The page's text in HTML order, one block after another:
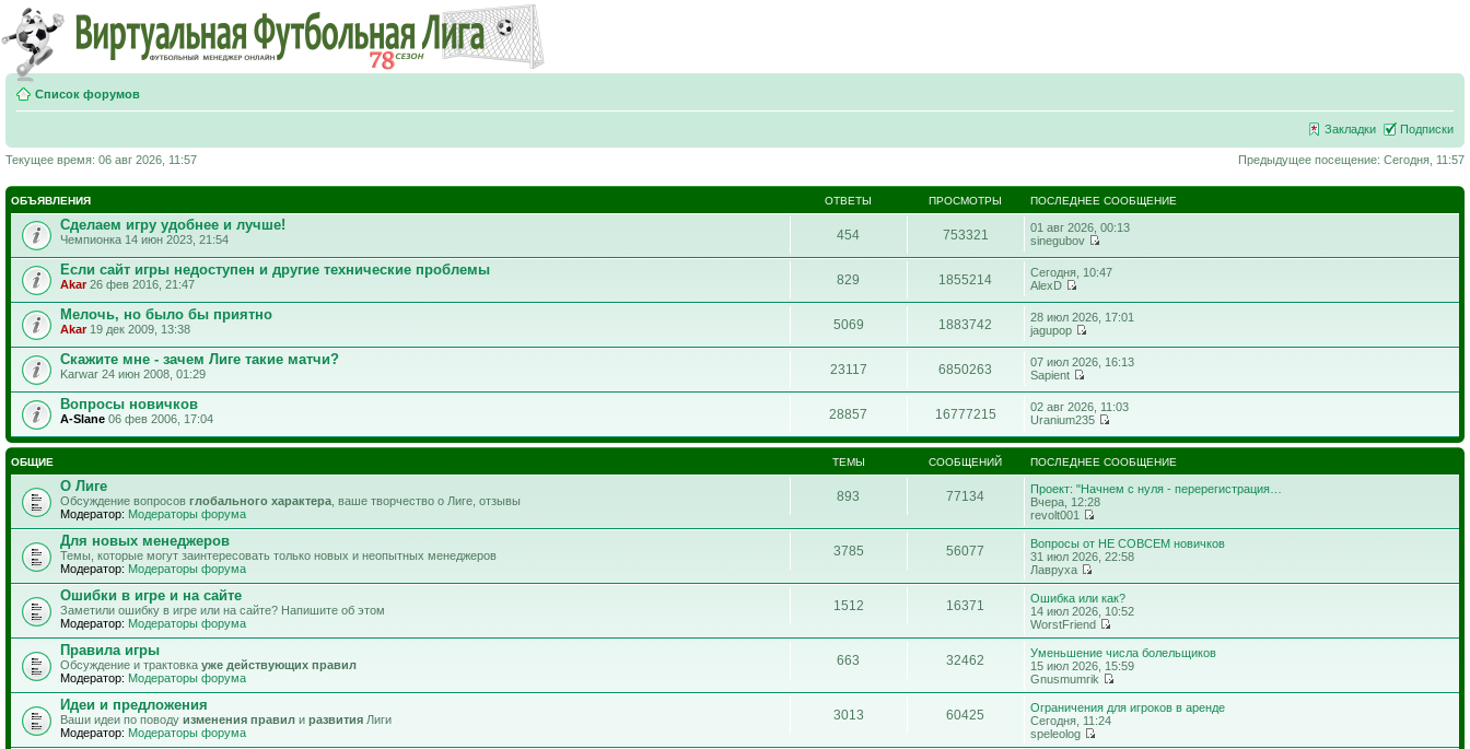
Список форумов
Закладки Подписки
Предыдущее посещение: Сегодня, 11:57
Текущее время: 06 авг 2026, 11:57
ОБЪЯВЛЕНИЯ ОТВЕТЫ ПРОСМОТРЫ ПОСЛЕДНЕЕ СООБЩЕНИЕ
Сделаем игру удобнее и лучше!
Чемпионка 14 июн 2023, 21:54 454 753321
01 авг 2026, 00:13
sinegubov
Если сайт игры недоступен и другие технические проблемы
Akar26 фев 2016, 21:47 829 1855214
Сегодня, 10:47
AlexD
Мелочь, но было бы приятно
Akar19 дек 2009, 13:38 5069 1883742
28 июл 2026, 17:01
jagupop
Скажите мне - зачем Лиге такие матчи?
Karwar 24 июн 2008, 01:29 23117 6850263
07 июл 2026, 16:13
Sapient
Вопросы новичков
A-Slane 06 фев 2006, 17:04 28857 16777215
02 авг 2026, 11:03
Uranium235
ОБЩИЕ ТЕМЫ СООБЩЕНИЙ ПОСЛЕДНЕЕ СООБЩЕНИЕ
О Лиге
Обсуждение вопросов глобального характера , ваше творчество о Лиге, отзывы
Модератор: Модераторы форума
893 77134
Проект: "Начнем с нуля - перерегистрация…
Вчера, 12:28
revolt001
Для новых менеджеров
Темы, которые могут заинтересовать только новых и неопытных менеджеров
Модератор: Модераторы форума
3785 56077
Вопросы от НЕ СОВСЕМ новичков
31 июл 2026, 22:58
Лавруха
Ошибки в игре и на сайте
Заметили ошибку в игре или на сайте? Напишите об этом
Модератор: Модераторы форума
1512 16371
Ошибка или как?
14 июл 2026, 10:52
WorstFriend
Правила игры
Обсуждение и трактовка уже действующих правил
Модератор: Модераторы форума
663 32462
Уменьшение числа болельщиков
15 июл 2026, 15:59
Gnusmumrik
Идеи и предложения
Ваши идеи по поводу изменения правил и развития Лиги
Модератор: Модераторы форума
3013 60425
Ограничения для игроков в аренде
Сегодня, 11:24
speleolog